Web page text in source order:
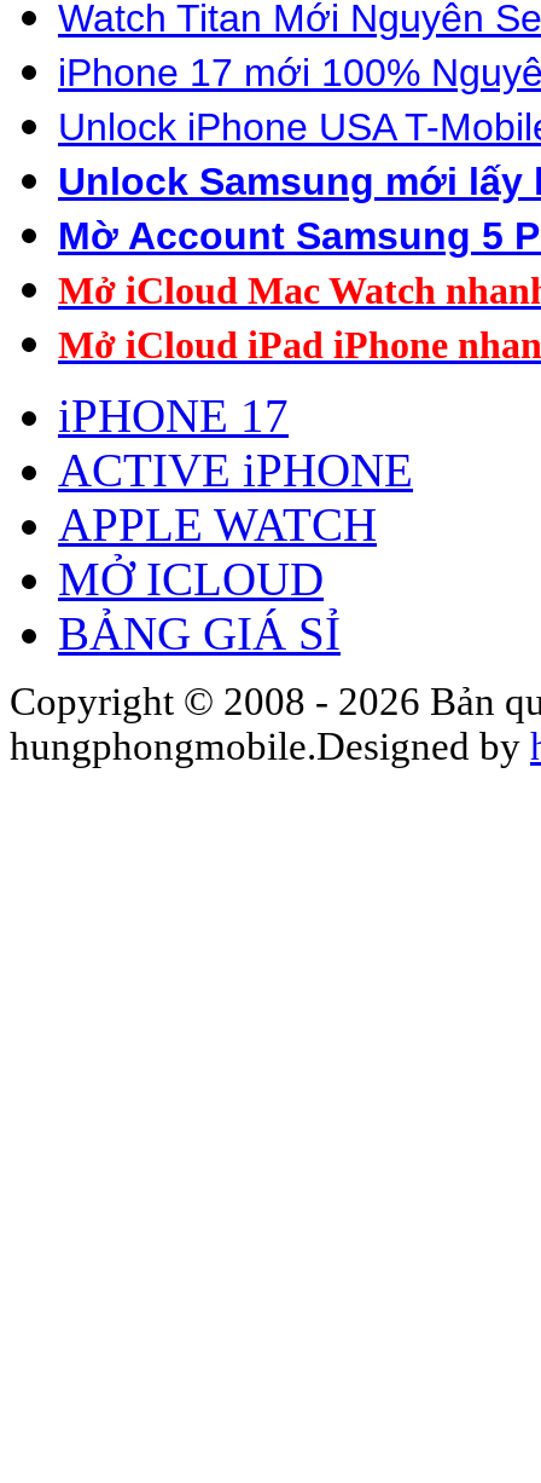
Watch Titan Mới Nguyên
iPhone 17 mới 100%
Unlock iPhone USAT-
Unlock Samsung mới
Mờ Account Samsung 5
Mở iCloud Mac Watch
Mở iCloud iPad iPhone
iPHONE 17
ACTIVE iPHONE
APPLE WATCH
MỞ ICLOUD
BẢNG GIÁ SỈ
Copyright © 2008 - 2026 Bản
hungphongmobile.Designed by